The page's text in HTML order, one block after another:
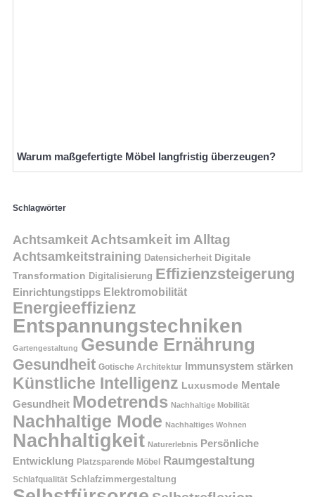
Warum maßgefertigte Möbel langfristig überzeugen?
Schlagwörter
Achtsamkeit Achtsamkeit im Alltag
Achtsamkeitstraining Datensicherheit Digitale
Transformation Digitalisierung Effizienzsteigerung
Einrichtungstipps Elektromobilität
Energieeffizienz
Entspannungstechniken
Gartengestaltung Gesunde Ernährung
Gesundheit Gotische Architektur Immunsystem stärken
Künstliche Intelligenz Luxusmode Mentale
Gesundheit Modetrends Nachhaltige Mobilität
Nachhaltige Mode Nachhaltiges Wohnen
Nachhaltigkeit Naturerlebnis Persönliche
Entwicklung Platzsparende Möbel Raumgestaltung
Schlafqualität Schlafzimmergestaltung